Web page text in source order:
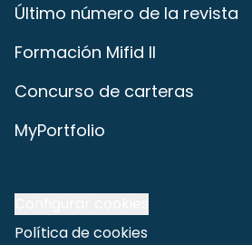
Último número de la revista
Formación Mifid II
Concurso de carteras
MyPortfolio
Política de cookies